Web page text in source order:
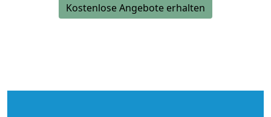
Kostenlose Angebote erhalten